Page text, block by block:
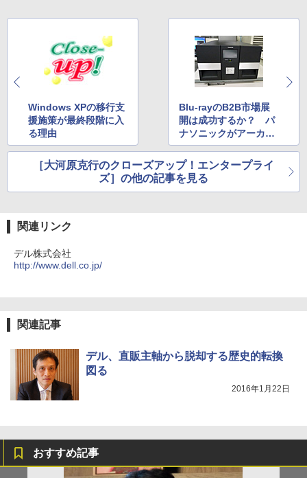
Windows XPの移行支
援施策が最終段階に入
る理由
Blu-rayのB2B市場展
開は成功するか？ パ
ナソニックがアーカイ
ブ用途に提案する狙い
［大河原克行のクローズアップ！エンタープライ
ズ］の他の記事を見る
関連リンク
デル株式会社
http://www.dell.co.jp/
関連記事
デル、直販主軸から脱却する歴史的転換
図る
2016年1月22日
おすすめ記事